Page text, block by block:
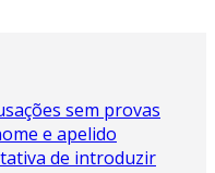
sem provas
e apelido
de introduzir